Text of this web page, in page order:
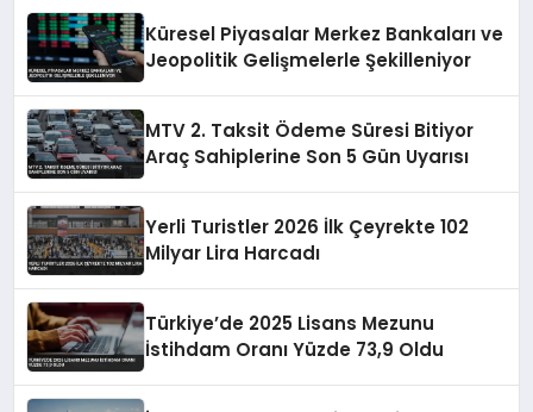
Küresel Piyasalar Merkez Bankaları ve
Jeopolitik Gelişmelerle Şekilleniyor
MTV 2. Taksit Ödeme Süresi Bitiyor
Araç Sahiplerine Son 5 Gün Uyarısı
Yerli Turistler 2026 İlk Çeyrekte 102
Milyar Lira Harcadı
Türkiye’de 2025 Lisans Mezunu
İstihdam Oranı Yüzde 73,9 Oldu